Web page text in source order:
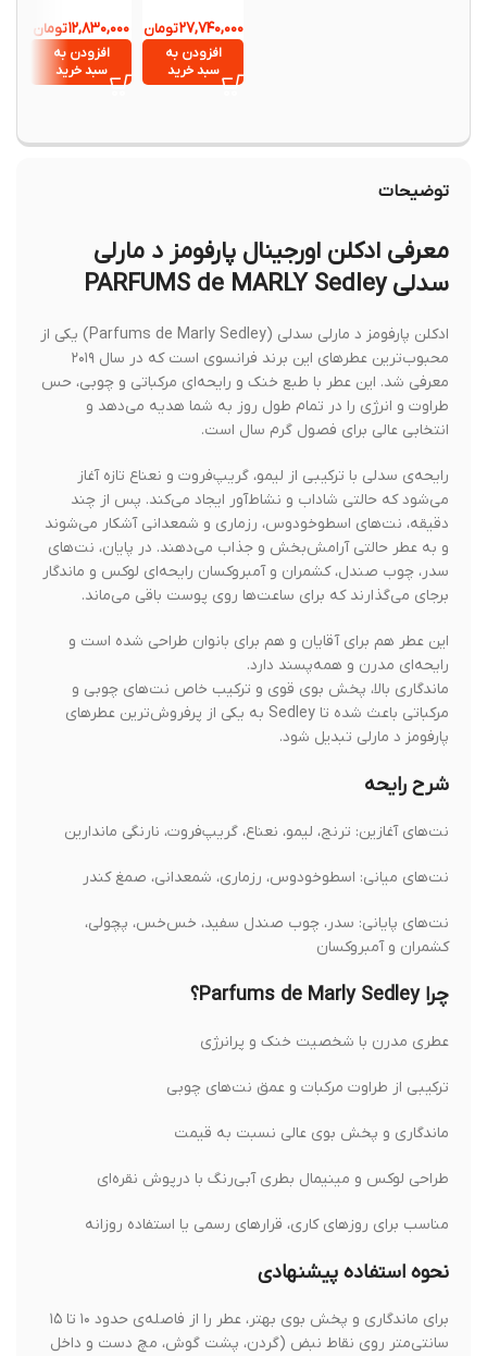
de Parfum
حجم 90
میلی‌لیتر
۲۷,۷۴۰,۰۰۰تومان
افزودن به
سبد خرید
de Toilette
حجم 100
میلی‌لیتر
۱۲,۸۳۰,۰۰۰تومان
افزودن به
سبد خرید
توضیحات
معرفی ادکلن اورجینال پارفومز د مارلی
سدلی PARFUMS de MARLY Sedley
ادکلن پارفومز د مارلی سدلی (Parfums de Marly Sedley) یکی از
محبوب‌ترین عطرهای این برند فرانسوی است که در سال ۲۰۱۹
معرفی شد. این عطر با طبع خنک و رایحه‌ای مرکباتی و چوبی، حس
طراوت و انرژی را در تمام طول روز به شما هدیه می‌دهد و
انتخابی عالی برای فصول گرم سال است.
رایحه‌ی سدلی با ترکیبی از لیمو، گریپ‌فروت و نعناع تازه آغاز
می‌شود که حالتی شاداب و نشاط‌آور ایجاد می‌کند. پس از چند
دقیقه، نت‌های اسطوخودوس، رزماری و شمعدانی آشکار می‌شوند
و به عطر حالتی آرامش‌بخش و جذاب می‌دهند. در پایان، نت‌های
سدر، چوب صندل، کشمران و آمبروکسان رایحه‌ای لوکس و ماندگار
برجای می‌گذارند که برای ساعت‌ها روی پوست باقی می‌ماند.
این عطر هم برای آقایان و هم برای بانوان طراحی شده است و
رایحه‌ای مدرن و همه‌پسند دارد.
ماندگاری بالا، پخش بوی قوی و ترکیب خاص نت‌های چوبی و
مرکباتی باعث شده تا Sedley به یکی از پرفروش‌ترین عطرهای
پارفومز د مارلی تبدیل شود.
شرح رایحه
نت‌های آغازین: ترنج، لیمو، نعناع، گریپ‌فروت، نارنگی ماندارین
نت‌های میانی: اسطوخودوس، رزماری، شمعدانی، صمغ کندر
نت‌های پایانی: سدر، چوب صندل سفید، خس‌خس، پچولی،
کشمران و آمبروکسان
عطری مدرن با شخصیت خنک و پرانرژی
ترکیبی از طراوت مرکبات و عمق نت‌های چوبی
ماندگاری و پخش بوی عالی نسبت به قیمت
طراحی لوکس و مینیمال بطری آبی‌رنگ با درپوش نقره‌ای
مناسب برای روزهای کاری، قرارهای رسمی یا استفاده روزانه
نحوه استفاده پیشنهادی
برای ماندگاری و پخش بوی بهتر، عطر را از فاصله‌ی حدود ۱۰ تا ۱۵
سانتی‌متر روی نقاط نبض (گردن، پشت گوش، مچ دست و داخل